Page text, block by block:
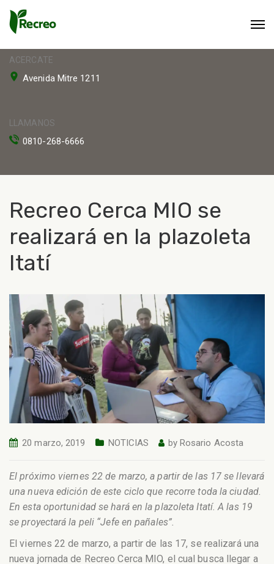
ACERCATE
Avenida Mitre 1211
LLAMANOS
0810-268-6666
Recreo Cerca MIO se
realizará en la plazoleta
Itatí
20 marzo, 2019 NOTICIAS by Rosario Acosta
El próximo viernes 22 de marzo, a partir de las 17 se llevará
una nueva edición de este ciclo que recorre toda la ciudad.
En esta oportunidad se hará en la plazoleta Itatí. A las 19
se proyectará la peli “Jefe en pañales”.
El viernes 22 de marzo, a partir de las 17, se realizará una
nueva jornada de Recreo Cerca MIO, el cual busca llegar a